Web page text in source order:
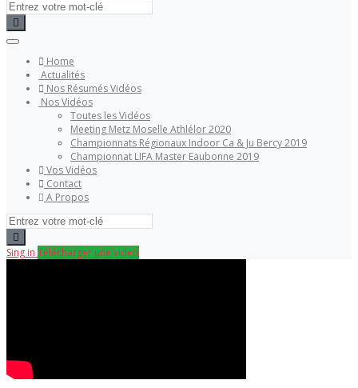
Home
Actualités
Nos Résumés Vidéos
Nos Vidéos
Toutes les Vidéos
Meeting Metz Moselle Athlélor 2020
Championnats Régionaux Indoor Ca & Ju Bercy 2019
Championnat LIFA Master Eaubonne 2019
Vos Vidéos
Contact
A Propos
Sing in Télécharger une video